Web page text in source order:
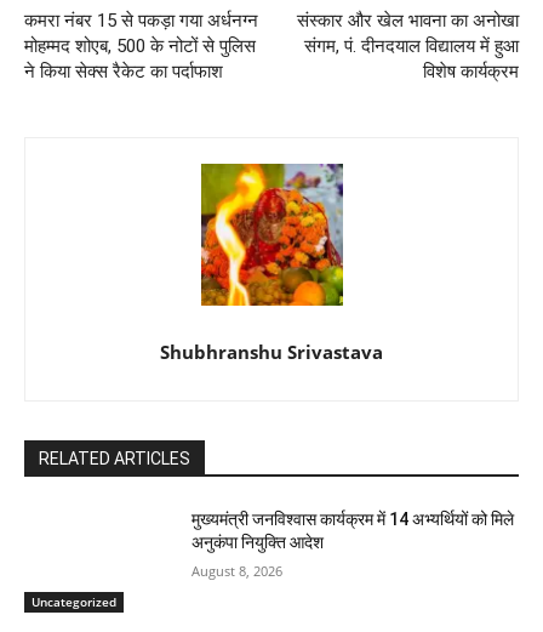
कमरा नंबर 15 से पकड़ा गया अर्धनग्न
मोहम्मद शोएब, 500 के नोटों से पुलिस
ने किया सेक्स रैकेट का पर्दाफाश
संस्कार और खेल भावना का अनोखा
संगम, पं. दीनदयाल विद्यालय में हुआ
विशेष कार्यक्रम
Shubhranshu Srivastava
RELATED ARTICLES
Uncategorized
मुख्यमंत्री जनविश्वास कार्यक्रम में 14 अभ्यर्थियों को मिले
अनुकंपा नियुक्ति आदेश
August 8, 2026